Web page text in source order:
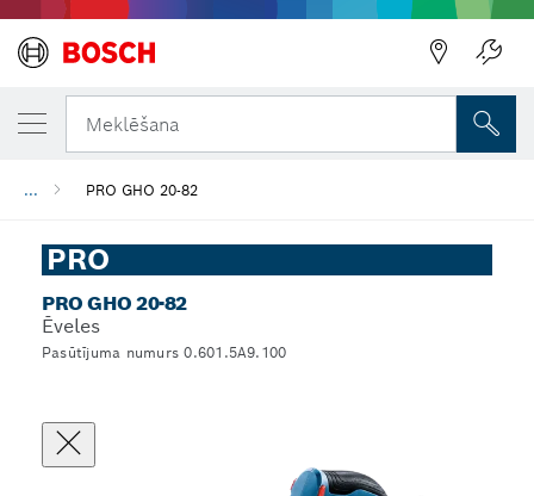
Meklēšana
... PRO GHO 20-82
PRO
PRO GHO 20-82
Ēveles
Pasūtījuma numurs 0.601.5A9.100